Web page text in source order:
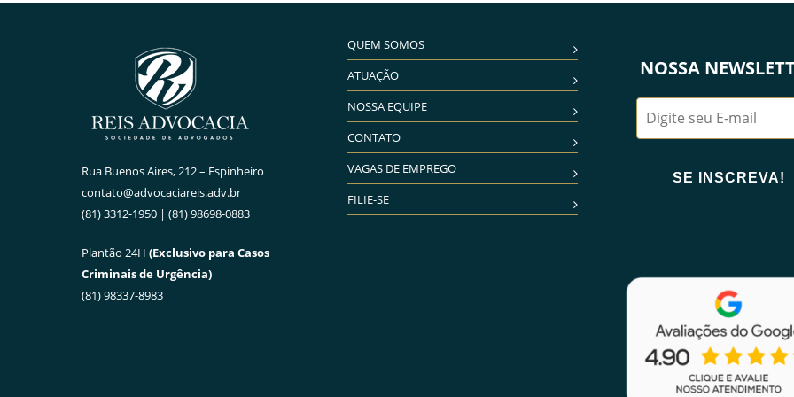
Rua Buenos Aires, 212 – Espinheiro
contato@advocaciareis.adv.br
(81) 3312-1950 | (81) 98698-0883
Plantão 24H (Exclusivo para Casos
Criminais de Urgência)
(81) 98337-8983
QUEM SOMOS
ATUAÇÃO
NOSSA EQUIPE
CONTATO
VAGAS DE EMPREGO
FILIE-SE
NOSSA